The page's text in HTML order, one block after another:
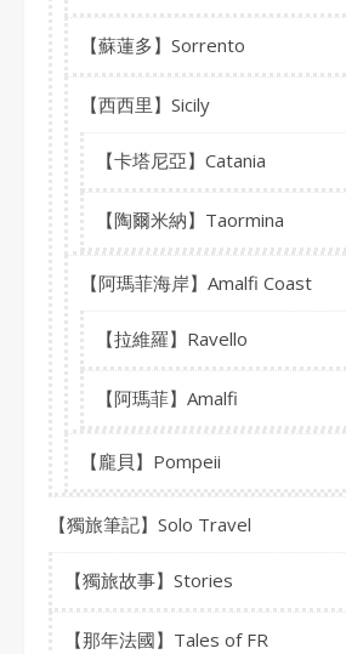
【蘇蓮多】Sorrento
【西西里】Sicily
【卡塔尼亞】Catania
【陶爾米納】Taormina
【阿瑪菲海岸】Amalfi Coast
【拉維羅】Ravello
【阿瑪菲】Amalfi
【龐貝】Pompeii
【獨旅筆記】Solo Travel
【獨旅故事】Stories
【那年法國】Tales of FR